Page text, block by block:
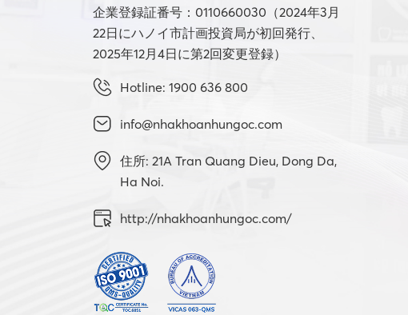
企業登録証番号：0110660030（2024年3月
22日にハノイ市計画投資局が初回発行、
2025年12月4日に第2回変更登録）
Hotline: 1900 636 800
info@nhakhoanhungoc.com
住所: 21A Tran Quang Dieu, Dong Da,
Ha Noi.
http://nhakhoanhungoc.com/